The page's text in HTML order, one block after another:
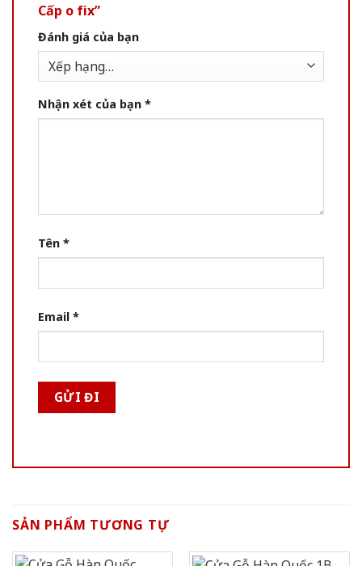
Cấp o fix”
Đánh giá của bạn
Nhận xét của bạn *
Tên *
Email *
SẢN PHẨM TƯƠNG TỰ